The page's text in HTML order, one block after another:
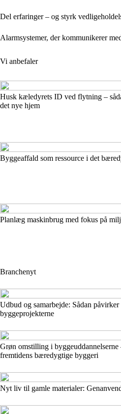
Del erfaringer – og styrk
Alarmsystemer, der kommunikerer
Vi anbefaler
Husk kæledyrets ID ved flytning –
det nye hjem
Byggeaffald som ressource i det
Planlæg maskinbrug med fokus på
Branchenyt
Udbud og samarbejde: Sådan
byggeprojekterne
Grøn omstilling i
fremtidens bæredygtige byggeri
Nyt liv til gamle materialer: